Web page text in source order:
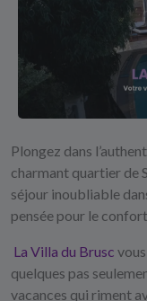
Plongez dans
charmant quartier de
séjour inoubliable
pensée pour le
La Villa du Brusc
quelques pas
vacances qui riment